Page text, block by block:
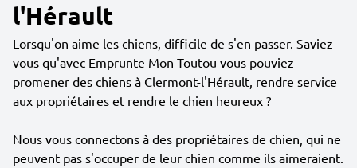
l'Hérault
Lorsqu'on aime les chiens, difficile de s'en passer. Saviez-
vous qu'avec Emprunte Mon Toutou vous pouviez
promener des chiens à Clermont-l'Hérault, rendre service
aux propriétaires et rendre le chien heureux ?
Nous vous connectons à des propriétaires de chien, qui ne
peuvent pas s'occuper de leur chien comme ils aimeraient.